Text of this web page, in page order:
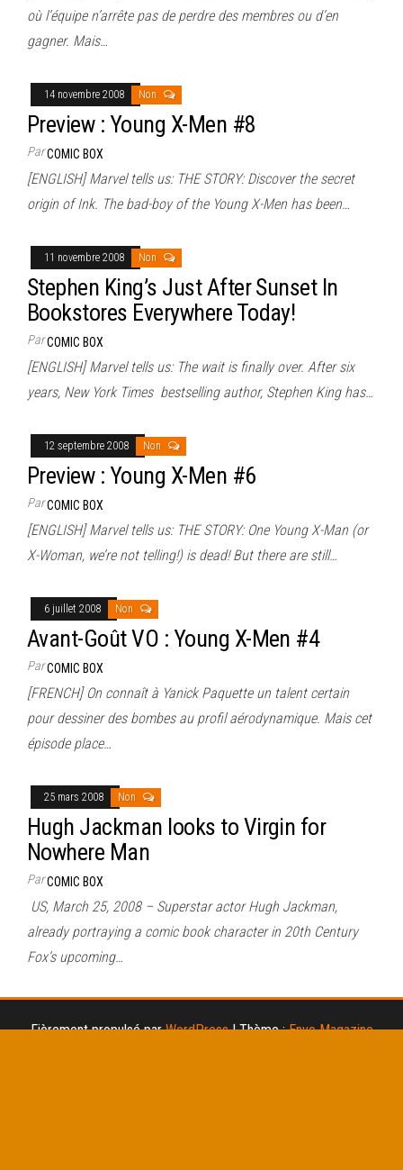
où l’équipe n’arrête pas de perdre des membres ou d’en
gagner. Mais…
14 novembre 2008 Non
Preview : Young X-Men #8
ParCOMIC BOX
[ENGLISH] Marvel tells us: THE STORY: Discover the secret
origin of Ink. The bad-boy of the Young X-Men has been…
11 novembre 2008 Non
Stephen King’s Just After Sunset In
Bookstores Everywhere Today!
ParCOMIC BOX
[ENGLISH] Marvel tells us: The wait is finally over. After six
years, New York Times bestselling author, Stephen King has…
12 septembre 2008 Non
Preview : Young X-Men #6
ParCOMIC BOX
[ENGLISH] Marvel tells us: THE STORY: One Young X-Man (or
X-Woman, we’re not telling!) is dead! But there are still…
6 juillet 2008 Non
Avant-Goût VO : Young X-Men #4
ParCOMIC BOX
[FRENCH] On connaît à Yanick Paquette un talent certain
pour dessiner des bombes au profil aérodynamique. Mais cet
épisode place…
25 mars 2008 Non
Hugh Jackman looks to Virgin for
Nowhere Man
ParCOMIC BOX
US, March 25, 2008 – Superstar actor Hugh Jackman,
already portraying a comic book character in 20th Century
Fox’s upcoming…
Fièrement propulsé parWordPress |Thème :Envo Magazine